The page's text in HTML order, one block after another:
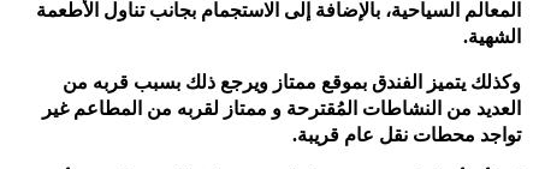
المعالم السياحية، بالإضافة إلى الاستجمام بجانب تناول الأطعمة
الشهية.
وكذلك يتميز الفندق بموقع ممتاز ويرجع ذلك بسبب قربه من
العديد من النشاطات المُقترحة و ممتاز لقربه من المطاعم غير
تواجد محطات نقل عام قريبة.